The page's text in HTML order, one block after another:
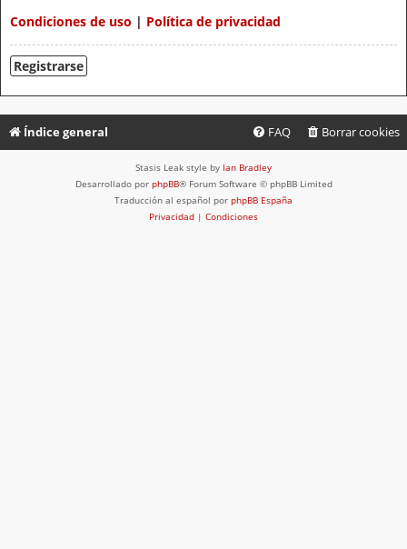
Condiciones de uso | Política de privacidad
Registrarse
Índice general Borrar cookies
FAQ
Stasis Leak style by Ian Bradley
Desarrollado por phpBB® Forum Software © phpBB Limited
Traducción al español por phpBB España
Privacidad | Condiciones